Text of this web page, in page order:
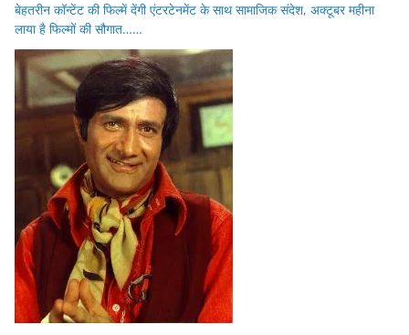
बेहतरीन कॉन्टेंट की फिल्में देंगी एंटरटेनमेंट के साथ सामाजिक संदेश, अक्टूबर महीना
लाया है फिल्मों की सौगात……